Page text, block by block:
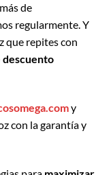
de
regularmente. Y
que repites con
descuento
y
con la garantía y